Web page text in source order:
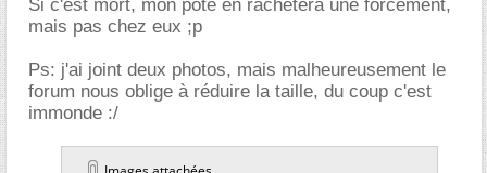
Si c'est mort, mon pote en rachètera une forcément,
mais pas chez eux ;p
Ps: j'ai joint deux photos, mais malheureusement le
forum nous oblige à réduire la taille, du coup c'est
immonde :/